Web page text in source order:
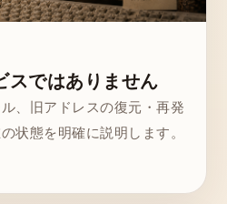
スではありません
、旧アドレスの復元・再発
状態を明確に説明します。